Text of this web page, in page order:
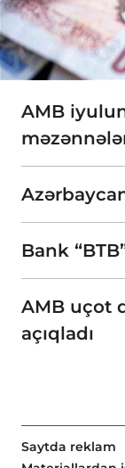
AMB
Bank
AMB uçot
açıqladı
Saytda reklam